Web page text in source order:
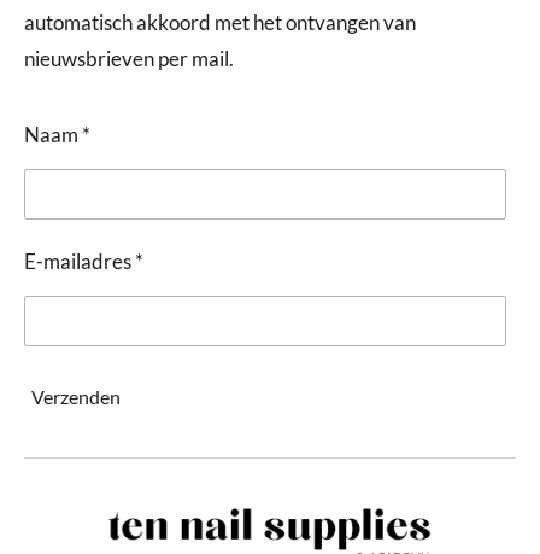
automatisch akkoord met het ontvangen van
nieuwsbrieven per mail.
Naam *
E-mailadres *
Verzenden